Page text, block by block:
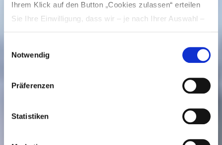
Ihrem Klick auf den Button „Cookies zulassen“ erteilen
Sie Ihre Einwilligung, dass wir – je nach Ihrer Auswahl –
soziale Medien anbieten und Ihre Zugriffe auf unsere
Website analysieren und dabei Cookies verwenden
zu Ihrer Verwendung unserer Website an unsere Partner
Cookie-Richtlinie näher beschrieben sind. Unsere Partner
Notwendig
Präferenzen
Statistiken